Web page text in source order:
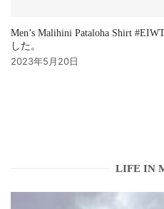
Men’s Malihini Pataloha Shirt
した。
2023年5月20日
LIFE IN